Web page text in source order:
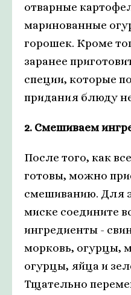
отварные
маринованные
горошек. Кроме
заранее
специи, которые
придания блюду
2. Смешиваем
После того, как
готовы, можно
смешиванию. Для
миске соедините
ингредиенты -
морковь, огурцы,
огурцы, яйца и
Тщательно